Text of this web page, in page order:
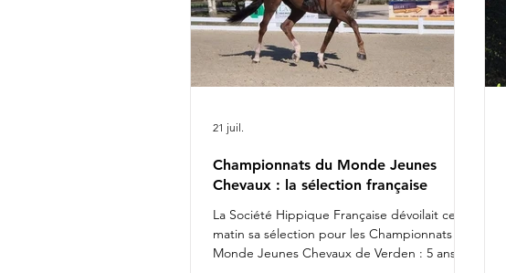
Championnats du Monde Jeunes
Chevaux : la sélection française
La Société Hippique Française dévoilait ce
matin sa sélection pour les Championnats du
Monde Jeunes Chevaux de Verden : 5 ans
21 juil.